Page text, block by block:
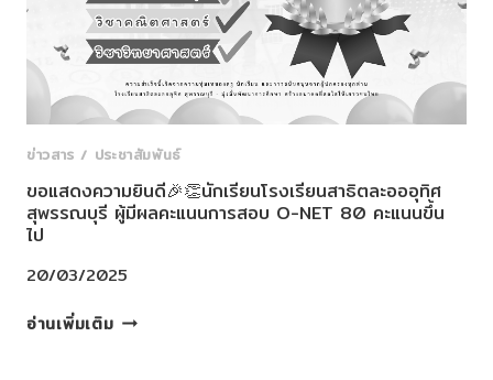
ข่าวสาร / ประชาสัมพันธ์
ขอแสดงความยินดี🎉👏นักเรียนโรงเรียนสาธิตละอออุทิศ
สุพรรณบุรี ผู้มีผลคะแนนการสอบ O-NET 80 คะแนนขึ้น
ไป
20/03/2025
อ่านเพิ่มเติมขอ